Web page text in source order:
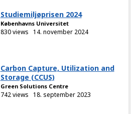
Studiemiljøprisen 2024
Københavns Universitet
830 views 14. november 2024
Carbon Capture, Utilization and
Storage (CCUS)
Green Solutions Centre
742 views 18. september 2023